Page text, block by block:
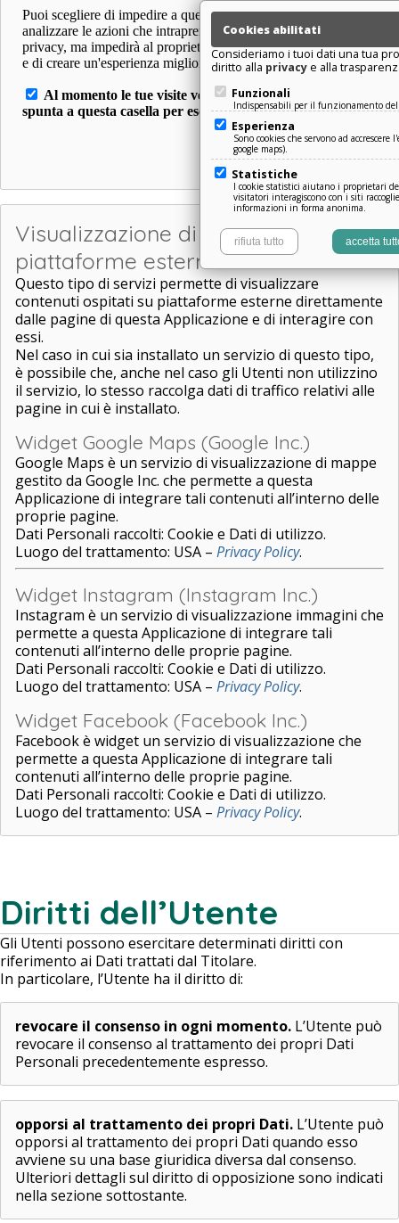
Visualizzazione di contenuti da
piattaforme esterne
Questo tipo di servizi permette di visualizzare
contenuti ospitati su piattaforme esterne direttamente
dalle pagine di questa Applicazione e di interagire con
essi.
Nel caso in cui sia installato un servizio di questo tipo,
è possibile che, anche nel caso gli Utenti non utilizzino
il servizio, lo stesso raccolga dati di traffico relativi alle
pagine in cui è installato.
Widget Google Maps (Google Inc.)
Google Maps è un servizio di visualizzazione di mappe
gestito da Google Inc. che permette a questa
Applicazione di integrare tali contenuti all’interno delle
proprie pagine.
Dati Personali raccolti: Cookie e Dati di utilizzo.
Luogo del trattamento: USA – Privacy Policy.
Widget Instagram (Instagram Inc.)
Instagram è un servizio di visualizzazione immagini che
permette a questa Applicazione di integrare tali
contenuti all’interno delle proprie pagine.
Dati Personali raccolti: Cookie e Dati di utilizzo.
Luogo del trattamento: USA – Privacy Policy.
Widget Facebook (Facebook Inc.)
Facebook è widget un servizio di visualizzazione che
permette a questa Applicazione di integrare tali
contenuti all’interno delle proprie pagine.
Dati Personali raccolti: Cookie e Dati di utilizzo.
Luogo del trattamento: USA – Privacy Policy.
Diritti dell’Utente
Gli Utenti possono esercitare determinati diritti con
riferimento ai Dati trattati dal Titolare.
In particolare, l’Utente ha il diritto di:
revocare il consenso in ogni momento. L’Utente può
revocare il consenso al trattamento dei propri Dati
Personali precedentemente espresso.
opporsi al trattamento dei propri Dati. L’Utente può
opporsi al trattamento dei propri Dati quando esso
avviene su una base giuridica diversa dal consenso.
Ulteriori dettagli sul diritto di opposizione sono indicati
nella sezione sottostante.
Cookies abilitati
Consideriamo i tuoi dati una tua
diritto alla privacy e alla
Funzionali
Indispensabili per il funzionamento
Esperienza
Sono cookies che servono ad accrescere
google maps).
Statistiche
I cookie statistici aiutano i proprietari
visitatori interagiscono con i siti
informazioni in forma anonima.
rifiuta tutto accetta